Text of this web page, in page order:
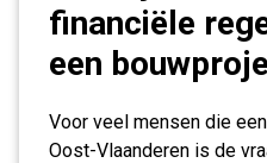
financiële
een
Voor veel mensen die
Oost-Vlaanderen is de